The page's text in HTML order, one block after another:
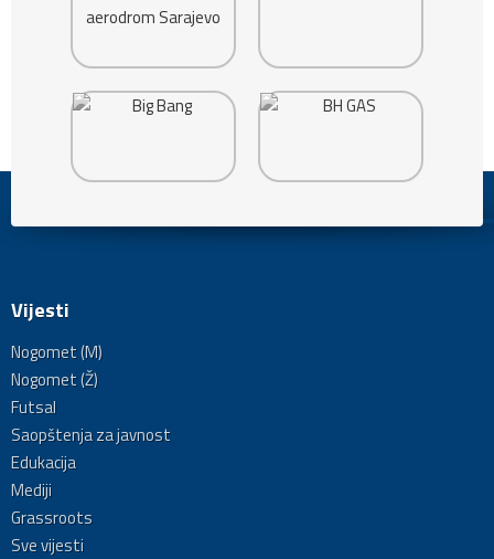
Vijesti
Nogomet (M)
Nogomet (Ž)
Futsal
Saopštenja za javnost
Edukacija
Mediji
Grassroots
Sve vijesti